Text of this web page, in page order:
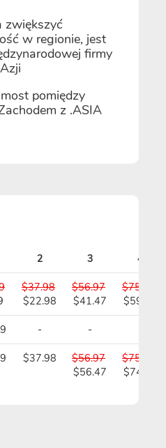
zwiększyć
w regionie, jest
firmy
pomiędzy
z .ASIA
2 3 4
$37.98
$22.98
$56.97
$41.47
$75.96
$59.96
- -
$37.98
$56.97
$56.47
$75.96
$74.96